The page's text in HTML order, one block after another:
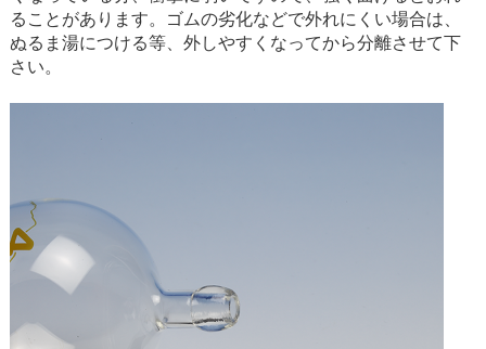
ることがあります。ゴムの劣化などで外れにくい場合は、
ぬるま湯につける等、外しやすくなってから分離させて下
さい。